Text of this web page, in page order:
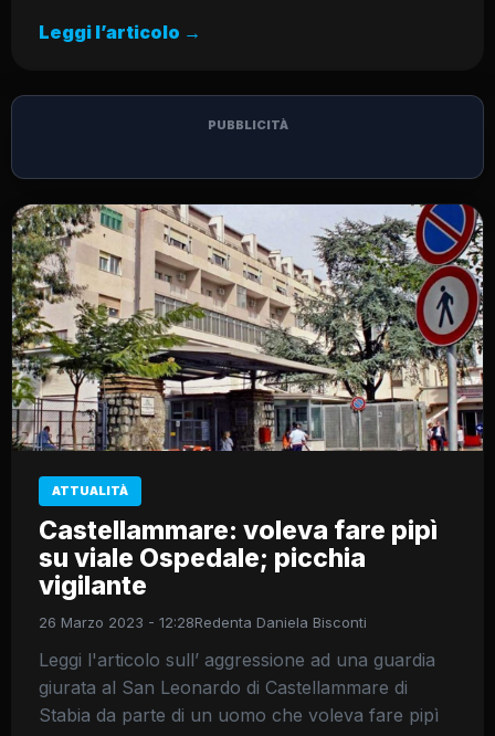
Leggi l’articolo →
PUBBLICITÀ
ATTUALITÀ
Castellammare: voleva fare pipì
su viale Ospedale; picchia
vigilante
26 Marzo 2023 - 12:28Redenta Daniela Bisconti
Leggi l'articolo sull’ aggressione ad una guardia
giurata al San Leonardo di Castellammare di
Stabia da parte di un uomo che voleva fare pipì